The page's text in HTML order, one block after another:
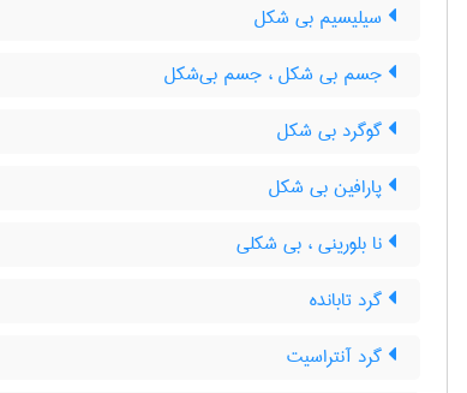
سیلیسیم بی شکل
جسم بی شکل ، جسم بی‌شکل
گوگرد بی شکل
پارافین بی شکل
نا بلورینی ، بی شکلی
گرد تابانده
گرد آنتراسیت